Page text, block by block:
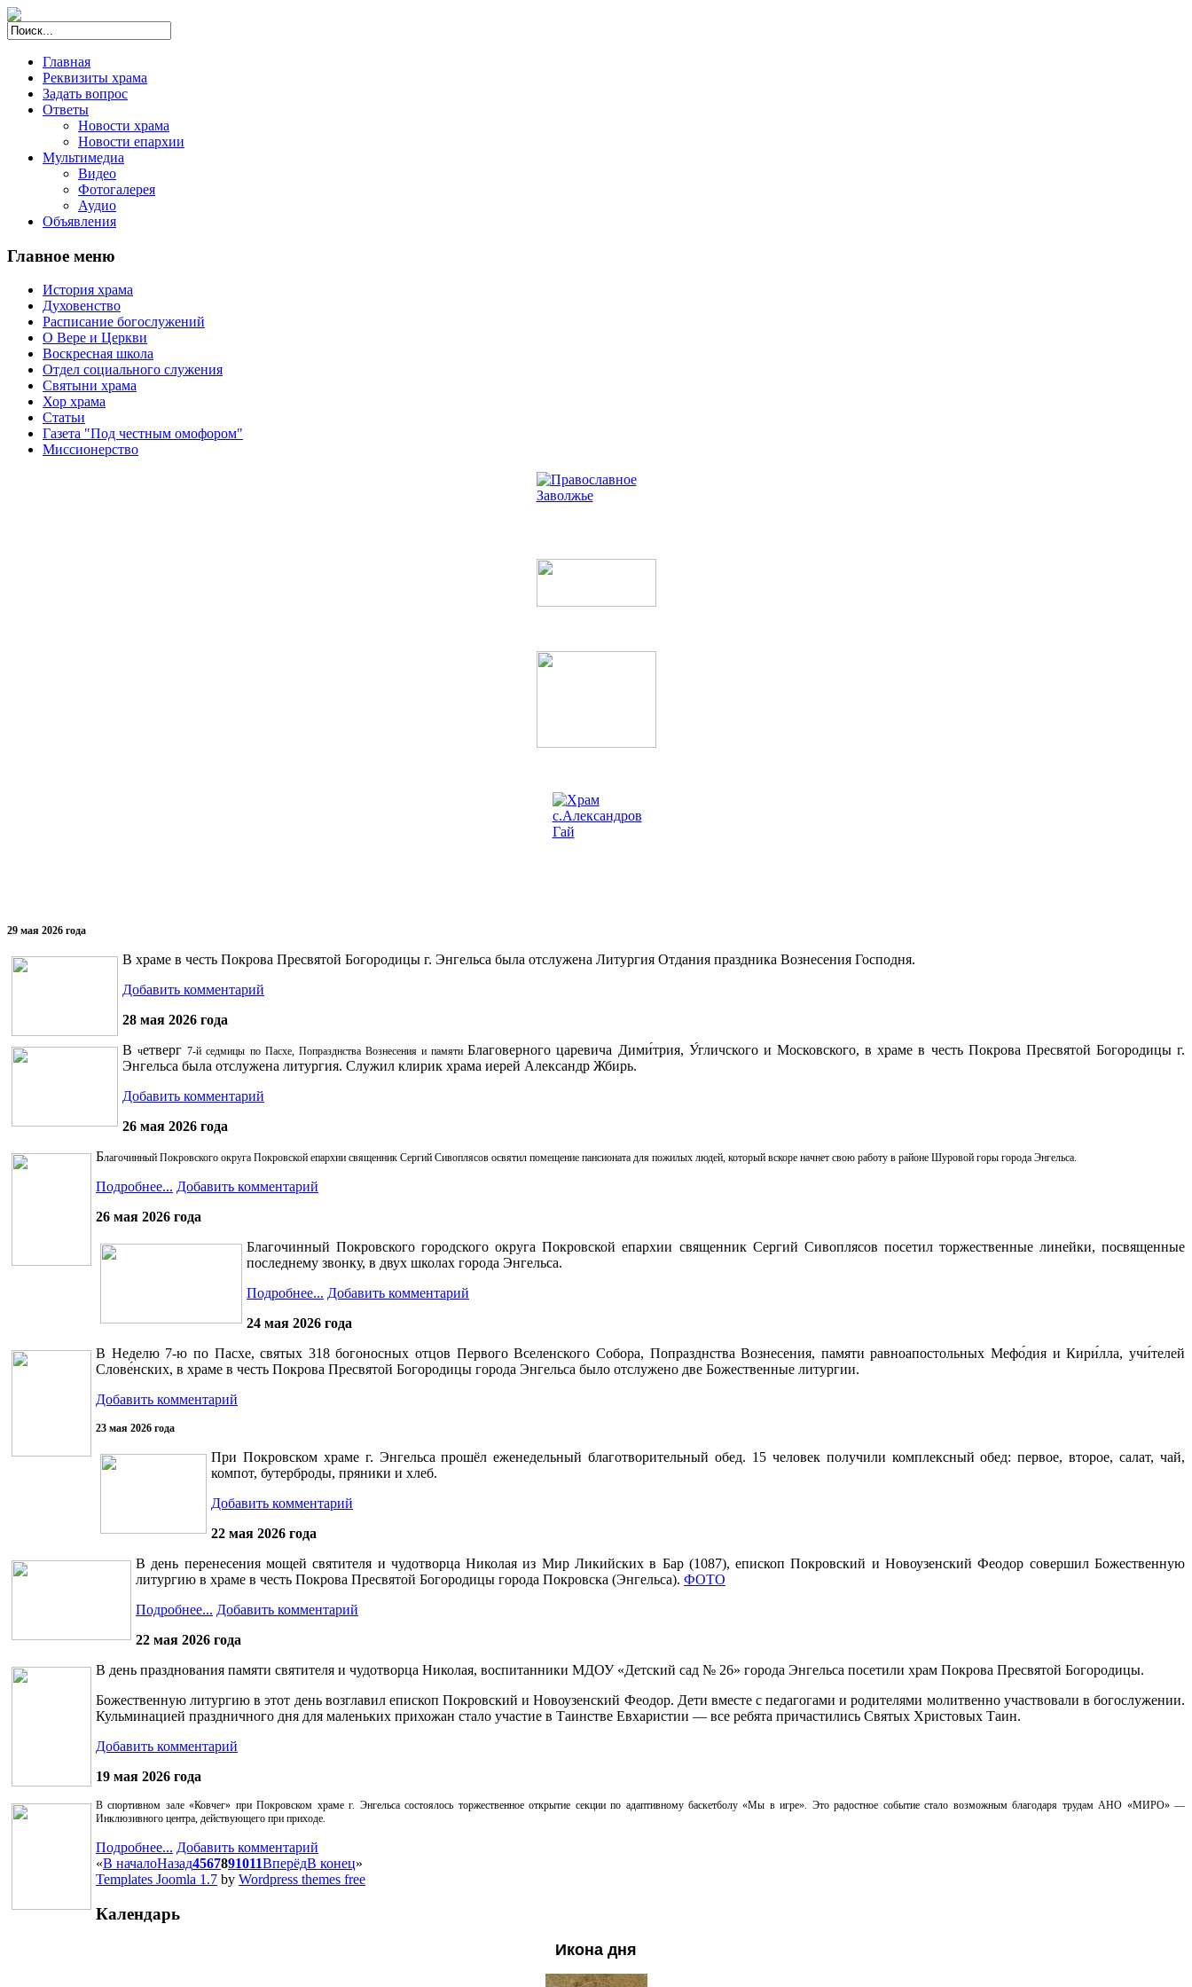
Главная
Реквизиты храма
Задать вопрос
Ответы
Новости храма
Новости епархии
Мультимедиа
Видео
Фотогалерея
Аудио
Объявления
Главное меню
История храма
Духовенство
Расписание богослужений
О Вере и Церкви
Воскресная школа
Отдел социального служения
Святыни храма
Хор храма
Статьи
Газета "Под честным омофором"
Миссионерство
29 мая 2026 года
В храме в честь Покрова Пресвятой Богородицы г. Энгельса была отслужена Литургия Отдания праздника Вознесения Господня.
Добавить комментарий
28 мая 2026 года
Вчетверг7-йседмицы по Пасхе, Попразднства Вознесения и памятиБлаговерного царевича Дими́трия, У́гличского и Московского, в храме в честь Покрова Пресвятой Богородицы г.
Энгельса была отслужена литургия. Служил клирик храма иерей Александр Жбирь.
Добавить комментарий
26 мая 2026 года
Благочинный Покровского округа Покровской епархии священник Сергий Сивоплясов освятил помещение пансионата для пожилых людей, который вскоре начнет свою работу в районе Шуровой горы города Энгельса.
Подробнее... Добавить комментарий
26 мая 2026 года
Благочинный Покровского городского округа Покровской епархии священник Сергий Сивоплясов посетил торжественные линейки, посвященные
последнему звонку, в двух школах города Энгельса.
Подробнее... Добавить комментарий
24 мая 2026 года
В Неделю 7-ю по Пасхе, святых 318 богоносных отцов Первого Вселенского Собора, Попразднства Вознесения, памяти равноапостольных Мефо́дия и Кири́лла, учи́телей
Слове́нских, в храме в честь Покрова Пресвятой Богородицы города Энгельса было отслужено две Божественные литургии.
Добавить комментарий
23 мая 2026 года
При Покровском храме г. Энгельса прошёл еженедельный благотворительный обед. 15 человек получили комплексный обед: первое, второе, салат, чай,
компот, бутерброды, пряники и хлеб.
Добавить комментарий
22 мая 2026 года
В день перенесения мощей святителя и чудотворца Николая из Мир Ликийских в Бар (1087), епископ Покровский и Новоузенский Феодор совершил Божественную
литургию в храме в честь Покрова Пресвятой Богородицы города Покровска (Энгельса). ФОТО
Подробнее... Добавить комментарий
22 мая 2026 года
В день празднования памяти святителя и чудотворца Николая, воспитанники МДОУ «Детский сад № 26» города Энгельса посетили храм Покрова Пресвятой Богородицы.
Божественную литургию в этот день возглавил епископ Покровский и Новоузенский Феодор. Дети вместе с педагогами и родителями молитвенно участвовали в богослужении.
Кульминацией праздничного дня для маленьких прихожан стало участие в Таинстве Евхаристии — все ребята причастились Святых Христовых Таин.
Добавить комментарий
19 мая 2026 года
В спортивном зале «Ковчег» при Покровском храме г. Энгельса состоялось торжественное открытие секции по адаптивному баскетболу «Мы в игре». Это радостное событие стало возможным благодаря трудам АНО «МИРО» —
Инклюзивного центра, действующего при приходе.
Подробнее... Добавить комментарий
«В началоНазад4567891011ВперёдВ конец»
Templates Joomla 1.7 by Wordpress themes free
Календарь
Икона дня